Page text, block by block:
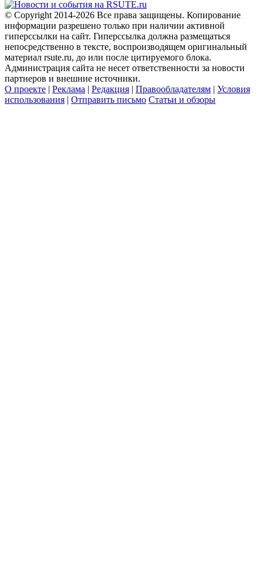
© Copyright 2014-2026 Все права защищены. Копирование
информации разрешено только при наличии активной
гиперссылки на сайт. Гиперссылка должна размещаться
непосредственно в тексте, воспроизводящем оригинальный
материал rsute.ru, до или после цитируемого блока.
Администрация сайта не несет ответственности за новости
партнеров и внешние источники.
О проекте | Реклама | Редакция | Правообладателям | Условия
использования | Отправить письмо Статьи и обзоры